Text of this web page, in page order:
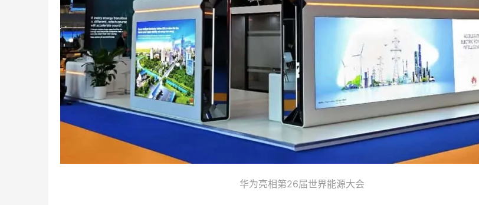
华为亮相第26届世界能源大会